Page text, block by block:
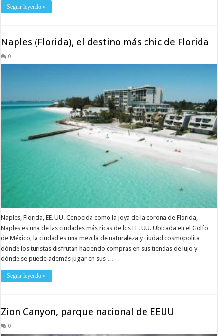
Seguir leyendo »
Naples (Florida), el destino más chic de Florida
0
Naples, Florida, EE. UU. Conocida como la joya de la corona de Florida,
Naples es una de las ciudades más ricas de los EE. UU. Ubicada en el Golfo
de México, la ciudad es una mezcla de naturaleza y ciudad cosmopolita,
dónde los turistas disfrutan haciendo compras en sus tiendas de lujo y
dónde se puede además jugar en sus …
Seguir leyendo »
Zion Canyon, parque nacional de EEUU
0